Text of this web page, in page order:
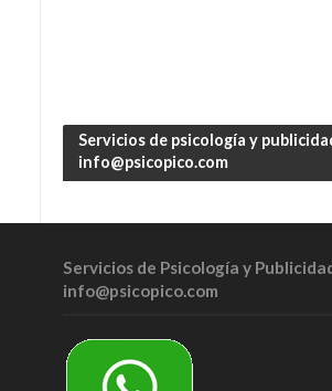
Servicios de psicología y
info@psicopico.com
Servicios de Psicología y
info@psicopico.com